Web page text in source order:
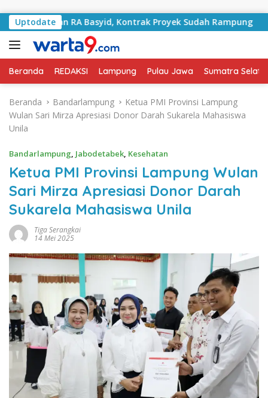
Uptodate
RA Basyid, Kontrak Proyek Sudah Rampung
Beranda REDAKSI Lampung Pulau Jawa Sumatra
Beranda Bandarlampung
Ketua PMI Provinsi Lampung
Wulan Sari Mirza Apresiasi Donor Darah Sukarela Mahasiswa
Unila
Bandarlampung, Jabodetabek, Kesehatan
Ketua PMI Provinsi Lampung Wulan
Sari Mirza Apresiasi Donor Darah
Sukarela Mahasiswa Unila
Tiga Serangkai
14 Mei 2025